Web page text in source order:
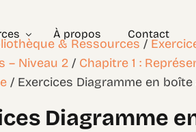
– Niveau 2 Physique
À propos Contact
& Ressources /
– Niveau 2 / Chapitre 1 :
/ Exercices Diagramme en
Diagramme